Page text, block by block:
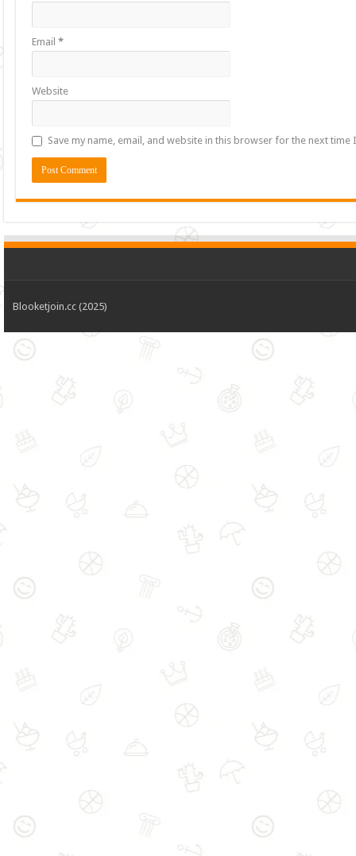
Email*
Website
Save my name, email, and website in this browser for the next time
Blooketjoin.cc (2025)